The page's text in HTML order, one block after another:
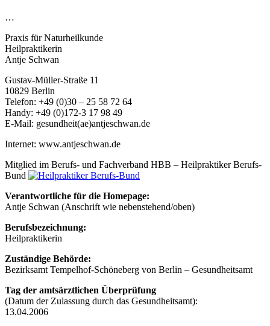
…
Praxis für Naturheilkunde
Heilpraktikerin
Antje Schwan
Gustav-Müller-Straße 11
10829 Berlin
Telefon: +49 (0)30 – 25 58 72 64
Handy: +49 (0)172-3 17 98 49
E-Mail: gesundheit(ae)antjeschwan.de
Internet: www.antjeschwan.de
Mitglied im Berufs- und Fachverband HBB – Heilpraktiker Berufs-
Bund
Verantwortliche für die Homepage:
Antje Schwan (Anschrift wie nebenstehend/oben)
Berufsbezeichnung:
Heilpraktikerin
Zuständige Behörde:
Bezirksamt Tempelhof-Schöneberg von Berlin – Gesundheitsamt
Tag der amtsärztlichen Überprüfung
(Datum der Zulassung durch das Gesundheitsamt):
13.04.2006